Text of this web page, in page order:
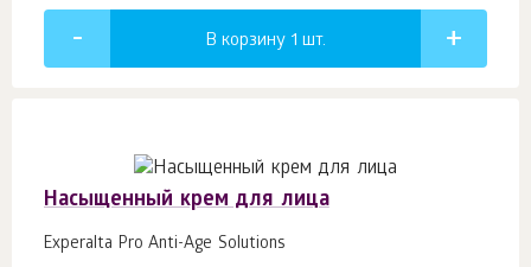
В корзину 1 шт.
Насыщенный крем для лица
Experalta Pro Anti-Age Solutions